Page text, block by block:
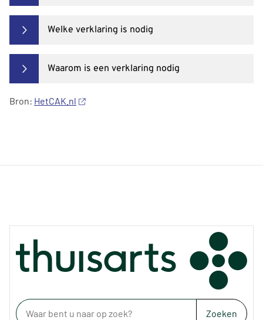
Welke verklaring is nodig
Waarom is een verklaring nodig
Bron: HetCAK.nl
Zoeken